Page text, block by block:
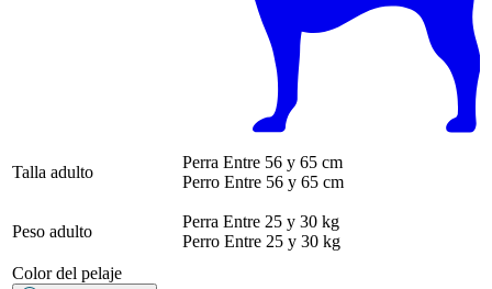
Talla adulto
Perra Entre 56 y 65 cm
Perro Entre 56 y 65 cm
Peso adulto
Perra Entre 25 y 30 kg
Perro Entre 25 y 30 kg
Color del pelaje